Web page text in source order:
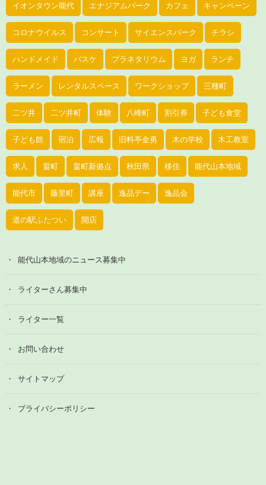
イオンタウン能代 エナジアムパーク カフェ キャンペーン
コロナウイルス コンサート サイエンスパーク チラシ
ハンドメイド バスケ プラネタリウム ヨガ ランチ
ラーメン レンタルスペース ワークショップ 三種町
二ツ井 二ツ井町 体験 八峰町 割引券 子ども食堂
子ども館 宿泊 広報 旧料亭金勇 木の学校 木工教室
求人 畠町 畠町新拠点 秋田県 移住 能代山本地域
能代市 藤里町 講座 逸品デー 逸品会
道の駅ふたつい 開店
能代山本地域のニュース募集中
ライターさん募集中
ライター一覧
お問い合わせ
サイトマップ
プライバシーポリシー